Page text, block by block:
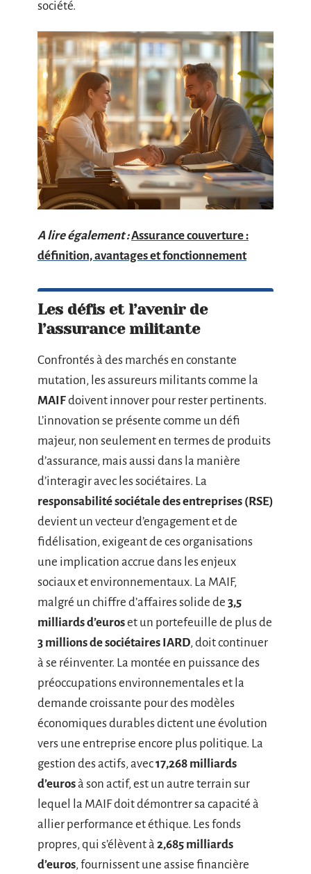
société.
A lire également :Assurance couverture :
définition, avantages et fonctionnement
Les défis et l’avenir de
l’assurance militante
Confrontés à des marchés en constante
mutation, les assureurs militants comme la
MAIFdoivent innover pour rester pertinents.
L’innovation se présente comme un défi
majeur, non seulement en termes de produits
d’assurance, mais aussi dans la manière
d’interagir avec les sociétaires. La
responsabilité sociétale des entreprises (RSE)
devient un vecteur d’engagement et de
fidélisation, exigeant de ces organisations
une implication accrue dans les enjeux
sociaux et environnementaux. La MAIF,
malgré un chiffre d’affaires solide de 3,5
milliards d’euroset un portefeuille de plus de
3 millions de sociétaires IARD, doit continuer
à se réinventer. La montée en puissance des
préoccupations environnementales et la
demande croissante pour des modèles
économiques durables dictent une évolution
vers une entreprise encore plus politique. La
gestion des actifs, avec17,268 milliards
d’eurosà son actif, est un autre terrain sur
lequel la MAIF doit démontrer sa capacité à
allier performance et éthique. Les fonds
propres, qui s’élèvent à 2,685 milliards
d’euros, fournissent une assise financière